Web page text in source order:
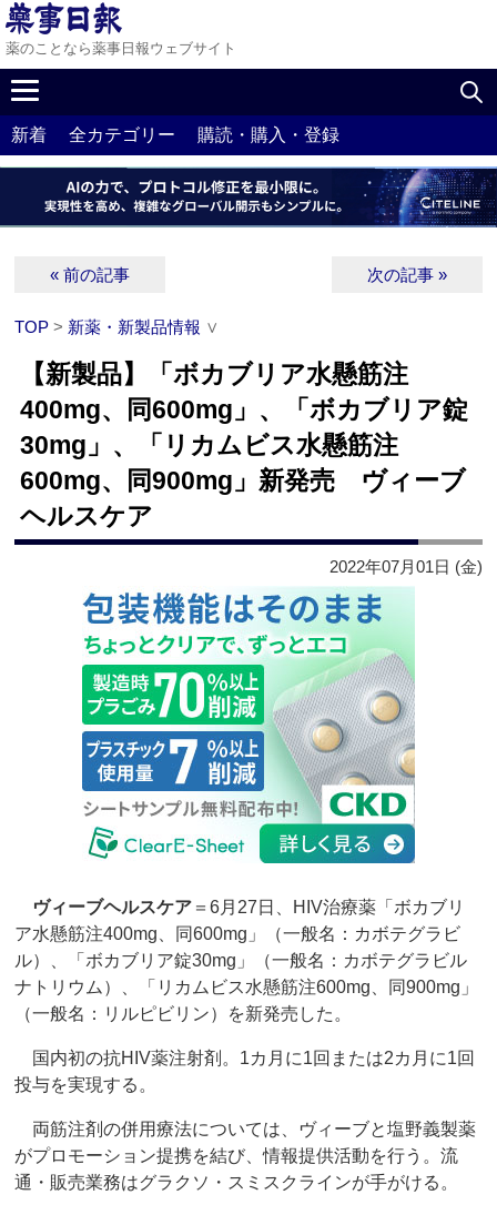
薬のことなら薬事日報ウェブサイト
新着 全カテゴリー 購読・購入・登録
« 前の記事 次の記事 »
TOP > 新薬・新製品情報 ∨
【新製品】「ボカブリア水懸筋注
400mg、同600mg」、「ボカブリア錠
30mg」、「リカムビス水懸筋注
600mg、同900mg」新発売 ヴィーブ
ヘルスケア
2022年07月01日 (金)
ヴィーブヘルスケア ＝6月27日、HIV治療薬「ボカブリ
ア水懸筋注400mg、同600mg」（一般名：カボテグラビ
ル）、「ボカブリア錠30mg」（一般名：カボテグラビル
ナトリウム）、「リカムビス水懸筋注600mg、同900mg」
（一般名：リルピビリン）を新発売した。
国内初の抗HIV薬注射剤。1カ月に1回または2カ月に1回
投与を実現する。
両筋注剤の併用療法については、ヴィーブと塩野義製薬
がプロモーション提携を結び、情報提供活動を行う。流
通・販売業務はグラクソ・スミスクラインが手がける。